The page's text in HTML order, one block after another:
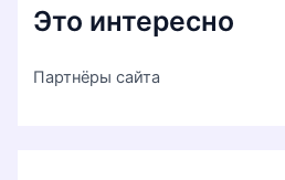
Это интересно
Партнёры сайта